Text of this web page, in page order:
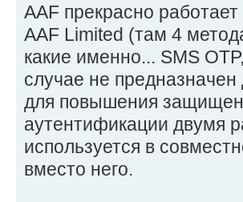
AAF прекрасно
AAF Limited (там 4
какие именно... SMS
случае не
для повышения
аутентификации двумя
используется в
вместо него.